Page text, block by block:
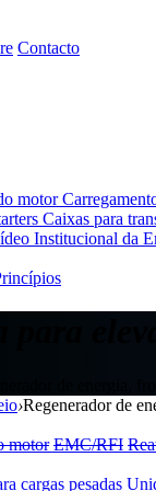
Contacto
motor
Caixas para
Institucional da
›Regenerador de
motor EMC/RFI
cargas pesadas